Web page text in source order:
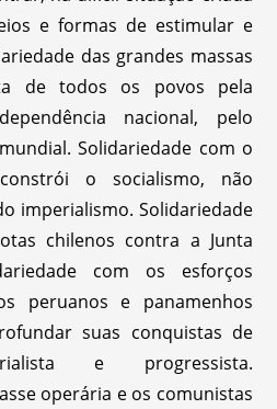
e formas de estimular e
das grandes massas
de todos os povos pela
nacional, pelo
Solidariedade com o
o socialismo, não
imperialismo. Solidariedade
chilenos contra a Junta
com os esforços
peruanos e panamenhos
suas conquistas de
e progressista.
operária e os comunistas